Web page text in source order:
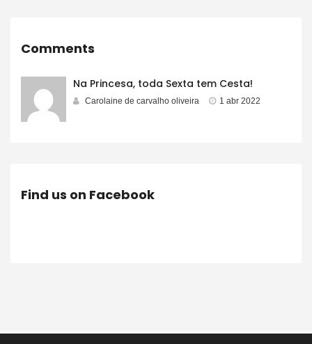
Comments
Na Princesa, toda Sexta tem Cesta!
Carolaine de carvalho oliveira 1 abr 2022
Find us on Facebook